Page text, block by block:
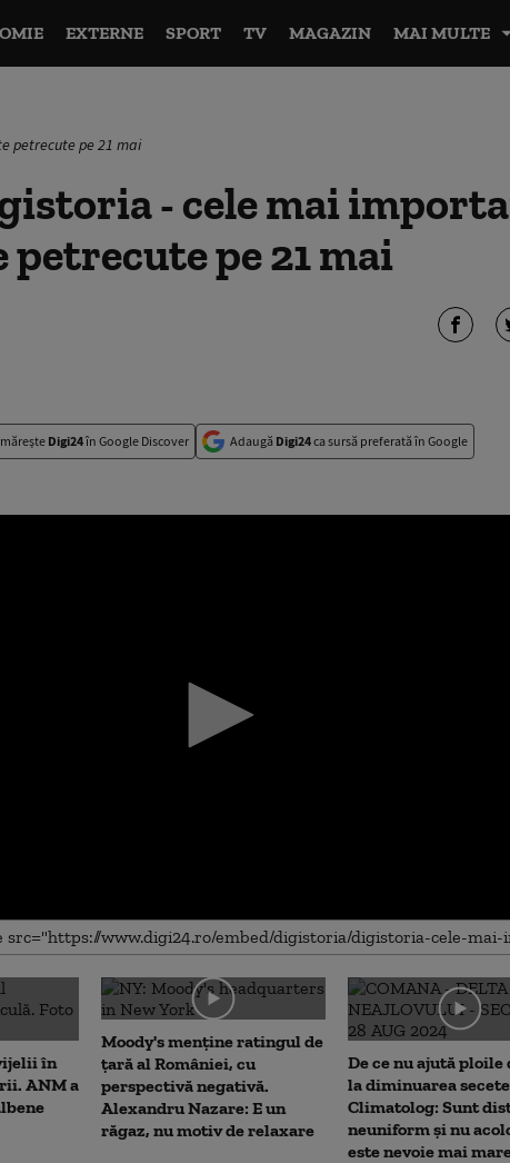
EXTERNE SPORT TV MAGAZIN MAI MULTE
petrecute pe 21 mai
- cele mai
pe 21 mai
Digi24în Google Discover Adaugă Digi24ca sursă preferată în Google
în
ANM a
Moody's menține ratingul de
țară al României, cu
perspectivă negativă.
Alexandru Nazare: E un
răgaz, nu motiv de relaxare
De ce nu ajută ploile
la diminuarea
Climatolog: Sunt
neuniform și nu
este nevoie mai